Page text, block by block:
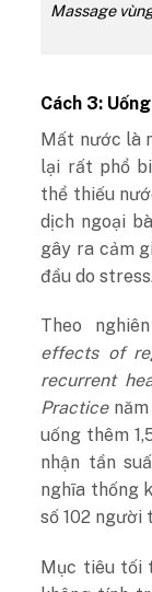
Massage
Cách 3:
Mất nước là
lại rất phổ
thể thiếu
dịch ngoại
gây ra cảm
đầu do
Theo
effects of
recurrent
Practicenăm
uống thêm
nhận tần
nghĩa thống
số 102 người
Mục tiêu tối